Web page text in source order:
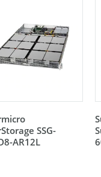
SSG-
AR12L